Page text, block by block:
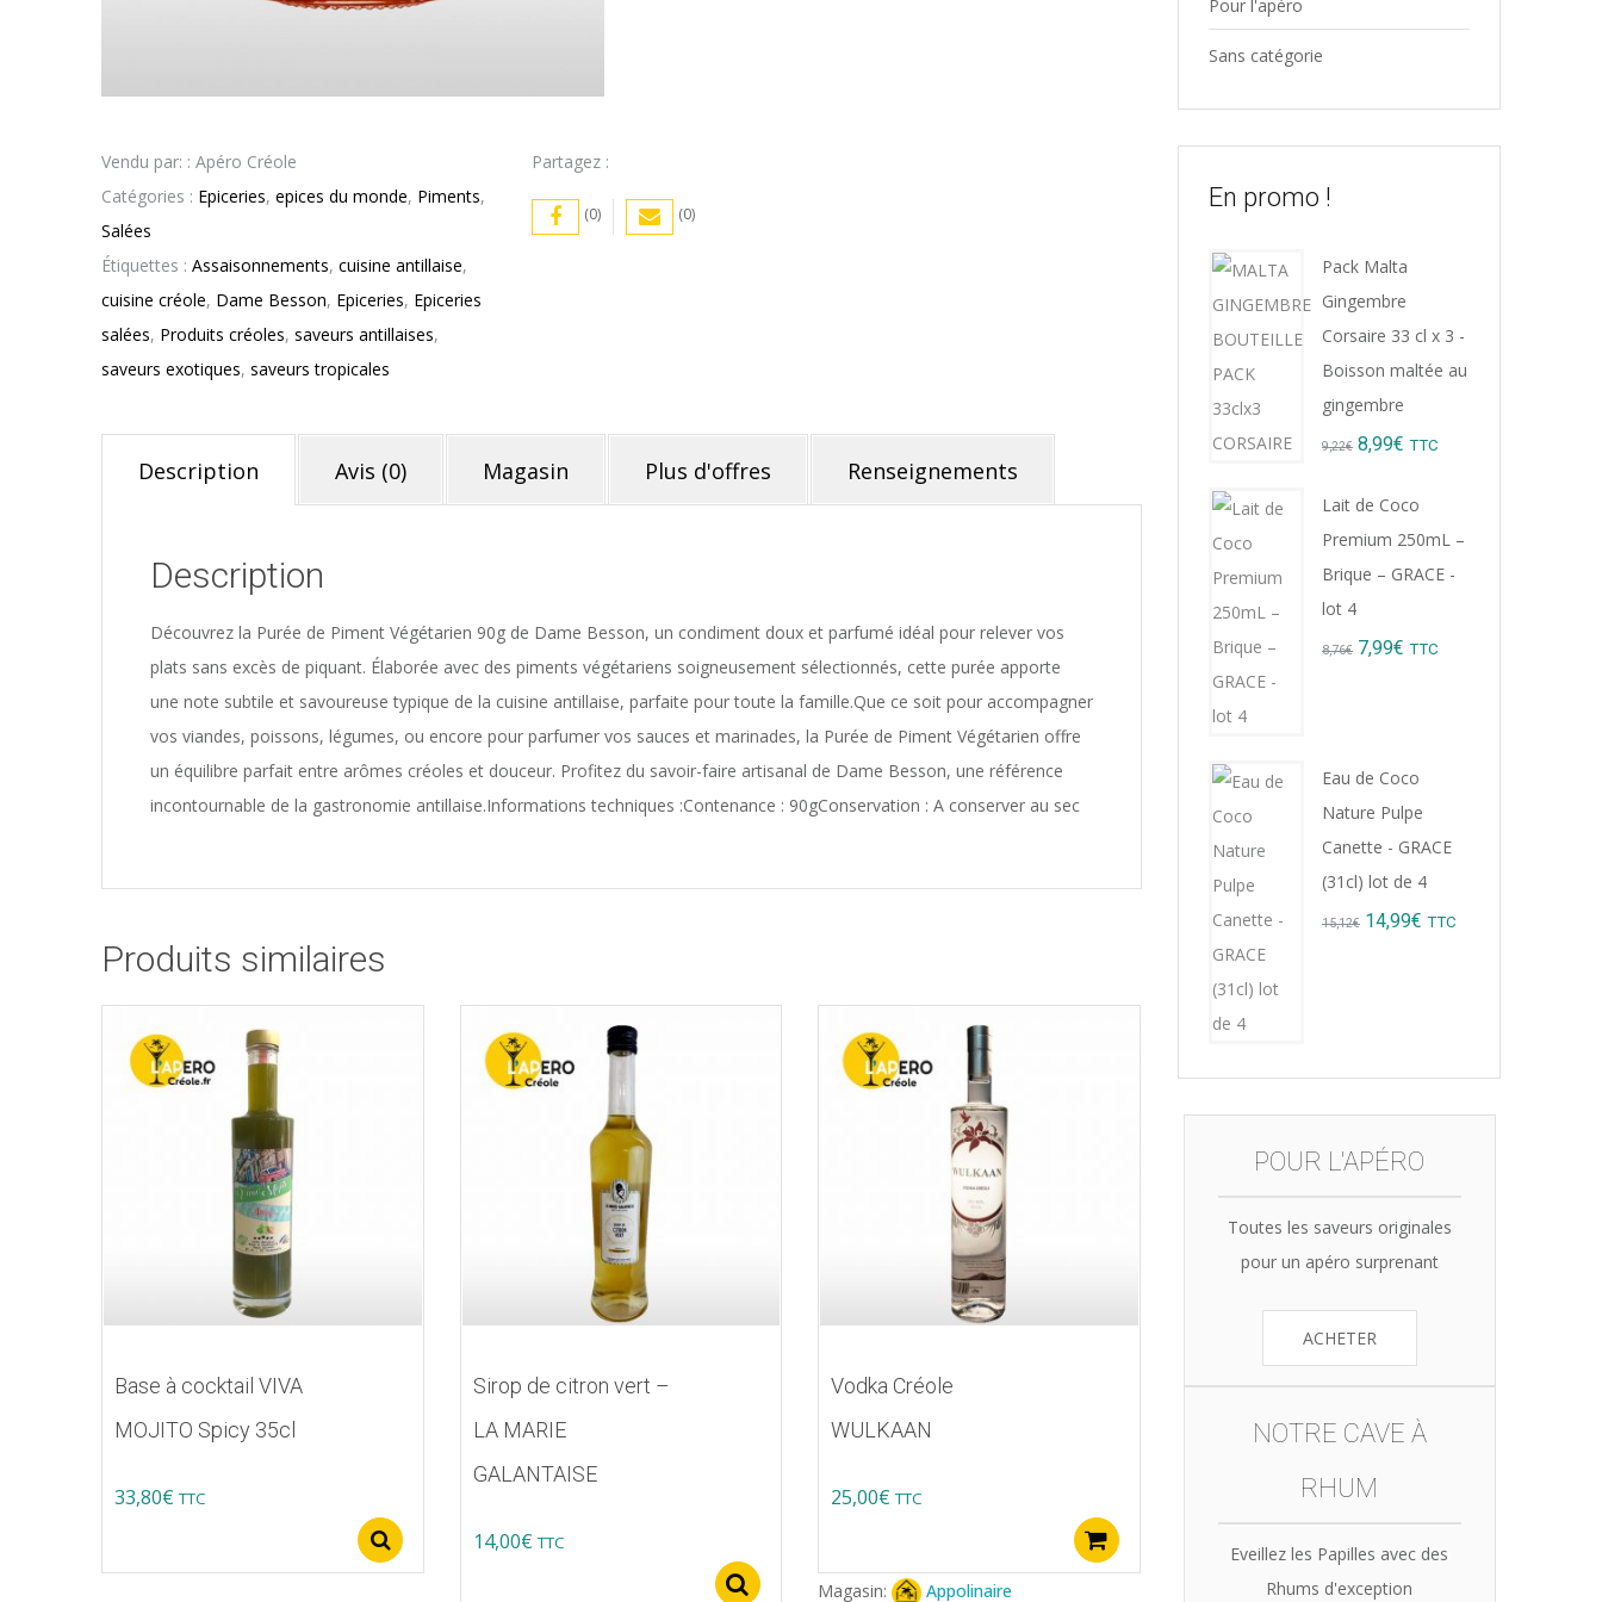
Vendu par: : Apéro Créole
Catégories : Epiceries, epices du monde, Piments,
Salées
Étiquettes : Assaisonnements, cuisine antillaise,
cuisine créole, Dame Besson, Epiceries, Epiceries
salées, Produits créoles, saveurs antillaises,
saveurs exotiques, saveurs tropicales
Partagez :
(0) (0)
Description Avis (0) Magasin Plus d'offres Renseignements
Description
Découvrez la Purée de Piment Végétarien 90g de Dame Besson, un condiment doux et parfumé idéal pour relever vos
plats sans excès de piquant. Élaborée avec des piments végétariens soigneusement sélectionnés, cette purée apporte
une note subtile et savoureuse typique de la cuisine antillaise, parfaite pour toute la famille.Que ce soit pour accompagner
vos viandes, poissons, légumes, ou encore pour parfumer vos sauces et marinades, la Purée de Piment Végétarien offre
un équilibre parfait entre arômes créoles et douceur. Profitez du savoir-faire artisanal de Dame Besson, une référence
incontournable de la gastronomie antillaise.Informations techniques :Contenance : 90gConservation : A conserver au sec
Produits similaires
Base à cocktail VIVA
MOJITO Spicy 35cl
33,80€ TTC
Select options
produit
Sirop de citron vert –
LA MARIE
GALANTAISE
14,00€ TTC
Select options
Vodka Créole
WULKAAN
25,00€ TTC
Magasin: Appolinaire
Pour l'apéro
Sans catégorie
En promo !
Pack Malta
Gingembre
Corsaire 33 cl x 3 -
Boisson maltée au
gingembre
9,22€ Original
8,99€ Current
TTC
Lait de Coco
Premium 250mL –
Brique – GRACE -
lot 4
8,76€ Original
7,99€ Current
TTC
Eau de Coco
Nature Pulpe
Canette - GRACE
(31cl) lot de 4
15,12€ Original
14,99€ Current
TTC
POUR L'APÉRO
Toutes les saveurs originales
pour un apéro surprenant
ACHETER
NOTRE CAVE À
RHUM
Eveillez les Papilles avec des
Rhums d'exception